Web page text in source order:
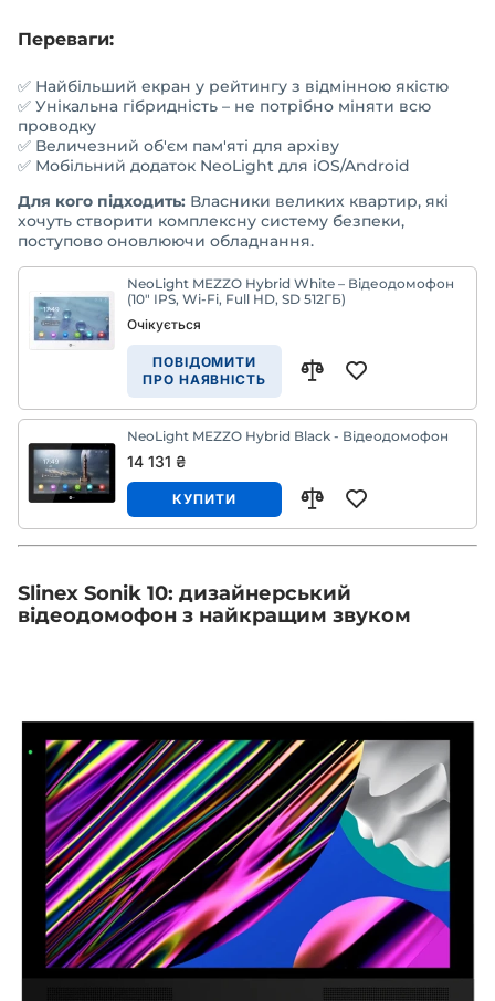
Переваги:
✅ Найбільший екран у рейтингу з відмінною якістю
✅ Унікальна гібридність – не потрібно міняти всю
проводку
✅ Величезний об'єм пам'яті для архіву
✅ Мобільний додаток NeoLight для iOS/Android
Для кого підходить: Власники великих квартир, які
хочуть створити комплексну систему безпеки,
поступово оновлюючи обладнання.
NeoLight MEZZO Hybrid White – Відеодомофон
(10" IPS, Wi-Fi, Full HD, SD 512ГБ)
Очікується
ПОВІДОМИТИ
ПРО НАЯВНІСТЬ
NeoLight MEZZO Hybrid Black - Відеодомофон
14 131 ₴
КУПИТИ
Slinex Sonik 10: дизайнерський
відеодомофон з найкращим звуком